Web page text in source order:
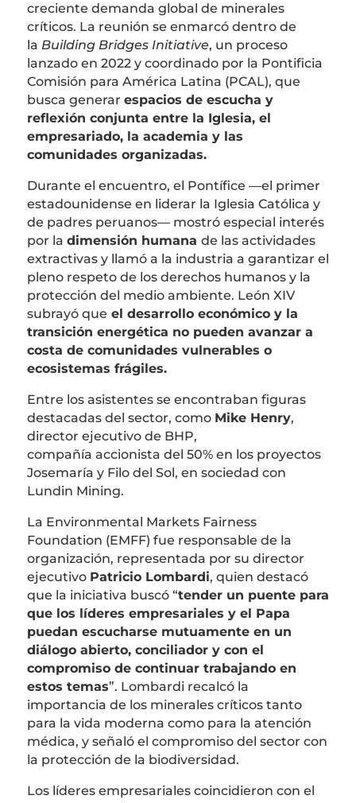
creciente demanda global de minerales
críticos. La reunión se enmarcó dentro de
la Building Bridges Initiative, un proceso
lanzado en 2022 y coordinado por la Pontificia
Comisión para América Latina (PCAL), que
busca generar espacios de escucha y
reflexión conjunta entre la Iglesia, el
empresariado, la academia y las
comunidades organizadas.
Durante el encuentro, el Pontífice —el primer
estadounidense en liderar la Iglesia Católica y
de padres peruanos— mostró especial interés
por la dimensión humana de las actividades
extractivas y llamó a la industria a garantizar el
pleno respeto de los derechos humanos y la
protección del medio ambiente. León XIV
subrayó que el desarrollo económico y la
transición energética no pueden avanzar a
costa de comunidades vulnerables o
ecosistemas frágiles.
Entre los asistentes se encontraban figuras
destacadas del sector, como Mike Henry,
director ejecutivo de BHP,
compañía accionista del 50% en los proyectos
Josemaría y Filo del Sol, en sociedad con
Lundin Mining.
La Environmental Markets Fairness
Foundation (EMFF) fue responsable de la
organización, representada por su director
ejecutivo Patricio Lombardi, quien destacó
que la iniciativa buscó “tender un puente para
que los líderes empresariales y el Papa
puedan escucharse mutuamente en un
diálogo abierto, conciliador y con el
compromiso de continuar trabajando en
estos temas”. Lombardi recalcó la
importancia de los minerales críticos tanto
para la vida moderna como para la atención
médica, y señaló el compromiso del sector con
la protección de la biodiversidad.
Los líderes empresariales coincidieron con el